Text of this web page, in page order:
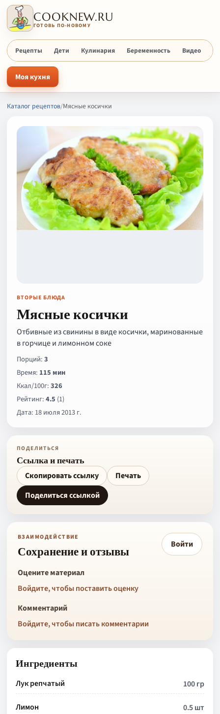
COOKNEW.RU
ГОТОВЬ ПО-НОВОМУ
Рецепты Дети Кулинария Беременность Видео
Моя кухня
Каталог рецептов/Мясные косички
ВТОРЫЕ БЛЮДА
Мясные косички
Отбивные из свинины в виде косички, маринованные
в горчице и лимонном соке
Порций:3
Время: 115 мин
Ккал/100г:326
Рейтинг:4.5 (1)
Дата: 18 июля 2013 г.
ПОДЕЛИТЬСЯ
Ссылка и печать
Скопировать ссылку
Печать
Поделиться ссылкой
ВЗАИМОДЕЙСТВИЕ
Сохранение и отзывы Войти
Оцените материал
Войдите, чтобы поставить оценку
Комментарий
Войдите, чтобы писать комментарии
Ингредиенты
Лук репчатый 100 гр
Лимон 0.5 шт